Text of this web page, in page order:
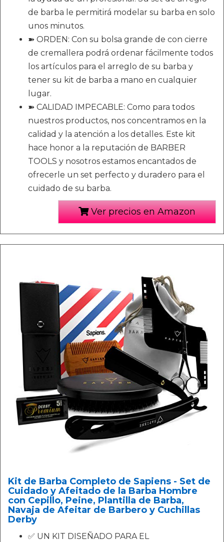
de barba le permitirá modelar su barba en solo
unos minutos.
➽ ORDEN: Con su bolsa grande de con cierre
de cremallera podrá ordenar fácilmente todos
los artículos para el arreglo de su barba y
tener su kit de barba a mano en cualquier
lugar.
➽ CALIDAD IMPECABLE: Como para todos
nuestros productos, nos concentramos en la
calidad y la atención a los detalles. Este kit
hace honor a la reputación de BARBER
TOOLS y nosotros estamos encantados de
ofrecerle un set perfecto y duradero para el
cuidado de su barba.
Ver precios en Amazon
Kit de Barba Completo de Sapiens - Set de
Cuidado y Afeitado de la Barba Hombre
con Cepillo, Peine, Plantilla de Barba,
Navaja de Afeitar de Barbero y Cuchillas
Derby
✅ UN KIT DISEÑADO PARA EL